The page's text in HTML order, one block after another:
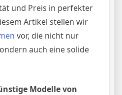
und Preis in perfekter
Artikel stellen wir
vor, die nicht nur
auch eine solide
Modelle von